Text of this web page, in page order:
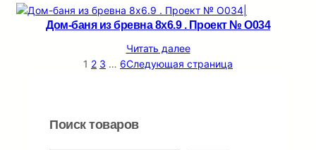
Дом-баня из бревна 8х6.9 . Проект № О034
Читать далее
1 2 3 … 6Следующая страница
Поиск товаров